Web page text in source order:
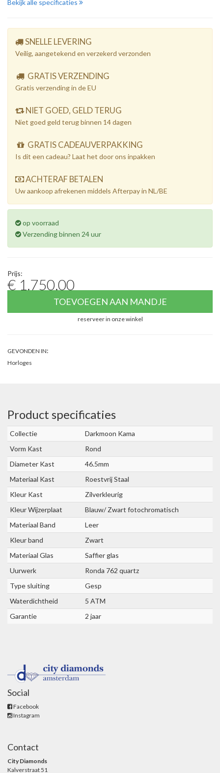
Bekijk alle specificaties
SNELLE LEVERING
Veilig, aangetekend en verzekerd verzonden
GRATIS VERZENDING
Gratis verzending in de EU
NIET GOED, GELD TERUG
Niet goed geld terug binnen 14 dagen
GRATIS CADEAUVERPAKKING
Is dit een cadeau? Laat het door ons inpakken
ACHTERAF BETALEN
Uw aankoop afrekenen middels Afterpay in NL/BE
op voorraad
Verzending binnen 24 uur
Prijs:
€ 1.750,00
TOEVOEGEN AAN MANDJE
reserveer in onze winkel
GEVONDEN IN:
Horloges
Product specificaties
Collectie
Darkmoon Kama
Vorm Kast
Rond
Diameter Kast
46.5mm
Materiaal Kast
Roestvrij Staal
Kleur Kast
Zilverkleurig
Kleur Wijzerplaat
Blauw/ Zwart fotochromatisch
Materiaal Band
Leer
Kleur band
Zwart
Materiaal Glas
Saffier glas
Uurwerk
Ronda 762 quartz
Type sluiting
Gesp
Waterdichtheid
5 ATM
Garantie
2 jaar
Social
Facebook
Instagram
Contact
City Diamonds
Kalverstraat 51